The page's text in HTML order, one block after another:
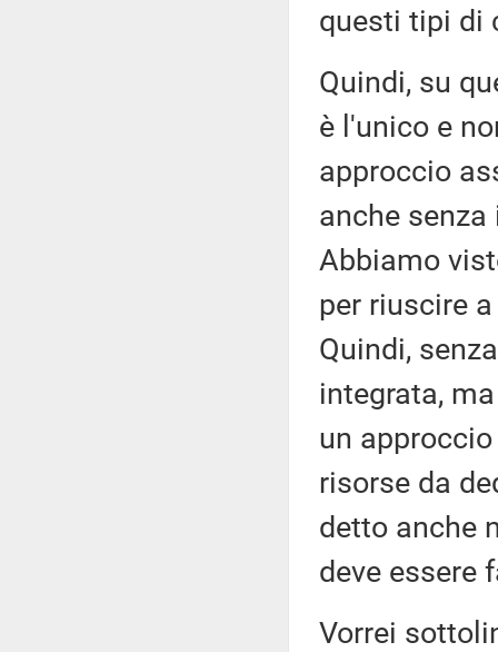
questi tipi di
Quindi, su
è l'unico e
approccio
anche
Abbiamo
per riuscire
Quindi,
integrata,
un
risorse da
detto anche
deve essere
Vorrei